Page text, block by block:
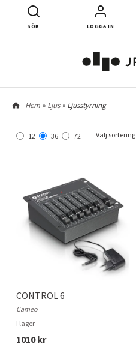
SÖK LOGGA IN
Hem » Ljus» Ljusstyrning
12 36 72 Välj sortering
CONTROL 6
Cameo
I lager
1010 kr